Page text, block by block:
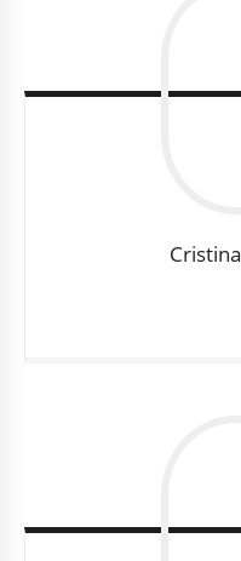
Cristina